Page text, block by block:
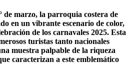
de marzo, la parroquia costera de
en un vibrante escenario de color,
de los carnavales 2025. Esta
turistas tanto nacionales
muestra palpable de la riqueza
caracterizan a este emblemático